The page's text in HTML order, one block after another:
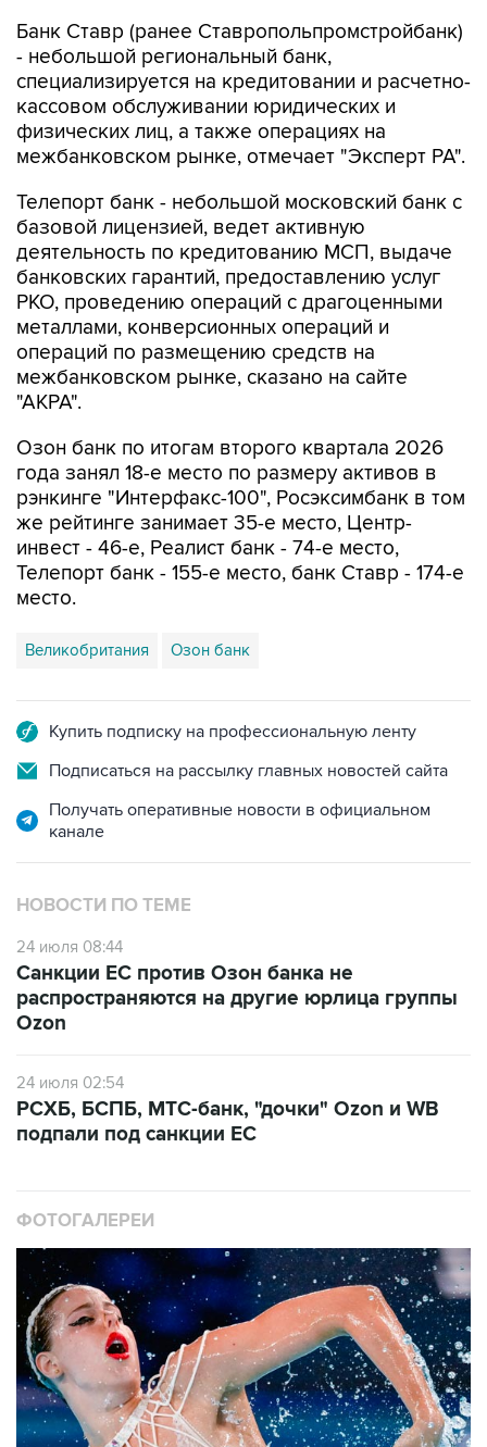
Банк Ставр (ранее Ставропольпромстройбанк)
- небольшой региональный банк,
специализируется на кредитовании и расчетно-
кассовом обслуживании юридических и
физических лиц, а также операциях на
межбанковском рынке, отмечает "Эксперт РА".
Телепорт банк - небольшой московский банк с
базовой лицензией, ведет активную
деятельность по кредитованию МСП, выдаче
банковских гарантий, предоставлению услуг
РКО, проведению операций с драгоценными
металлами, конверсионных операций и
операций по размещению средств на
межбанковском рынке, сказано на сайте
"АКРА".
Озон банк по итогам второго квартала 2026
года занял 18-е место по размеру активов в
рэнкинге "Интерфакс-100", Росэксимбанк в том
же рейтинге занимает 35-е место, Центр-
инвест - 46-е, Реалист банк - 74-е место,
Телепорт банк - 155-е место, банк Ставр - 174-е
место.
Великобритания Озон банк
Купить подписку на профессиональную ленту
Подписаться на рассылку главных новостей сайта
Получать оперативные новости в официальном
канале
НОВОСТИ ПО ТЕМЕ
24 июля 08:44
Санкции ЕС против Озон банка не
распространяются на другие юрлица группы
Ozon
24 июля 02:54
РСХБ, БСПБ, МТС-банк, "дочки" Ozon и WB
подпали под санкции ЕС
ФОТОГАЛЕРЕИ